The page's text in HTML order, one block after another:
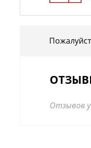
Отзывов